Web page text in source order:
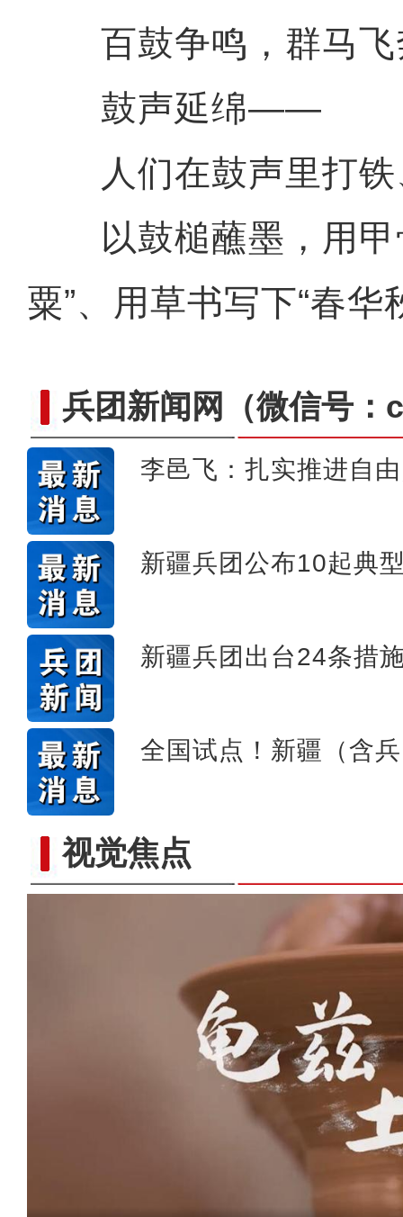
百鼓争鸣，群马飞
鼓声延绵——
人们在鼓声里打铁
以鼓槌蘸墨，用甲
粟”、用草书写下“春华
兵团新闻网 （微信号
李邑飞：扎实推进自
新疆兵团公布10起典
新疆兵团出台24条措
全国试点！新疆（含
视觉焦点中亚及俄罗斯媒体人参访